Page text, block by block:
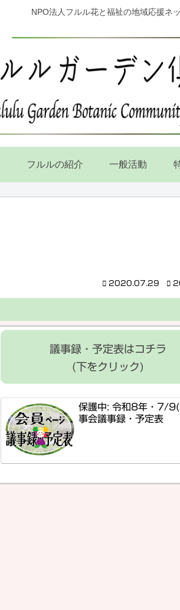
NPO法人フルル花と福祉の地域応援ネ
フルルの紹介 一般活動
2020.07.29
議事録・予定表はコチラ
(下をクリック)
保護中: 令和8年・7/9(
事会議事録・予定表